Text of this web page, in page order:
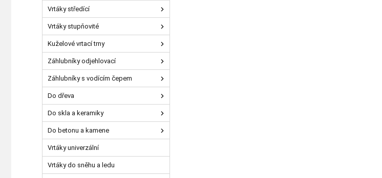
Vrtáky středící
Vrtáky stupňovité
Kuželové vrtací trny
Záhlubníky odjehlovací
Záhlubníky s vodícím čepem
Do dřeva
Do skla a keramiky
Do betonu a kamene
Vrtáky univerzální
Vrtáky do sněhu a ledu